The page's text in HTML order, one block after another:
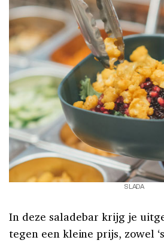
SLADA
In deze saladebar krijg je
tegen een kleine prijs, zowel